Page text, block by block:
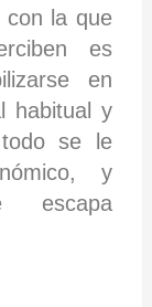
con la que
es
en
habitual y
se le
y
escapa